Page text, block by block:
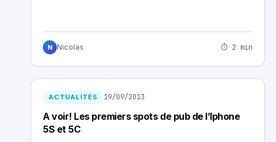
N Nicolas ⏱ 2 min
ACTUALITÉS 19/09/2013
A voir! Les premiers spots de pub de l’Iphone
5S et 5C